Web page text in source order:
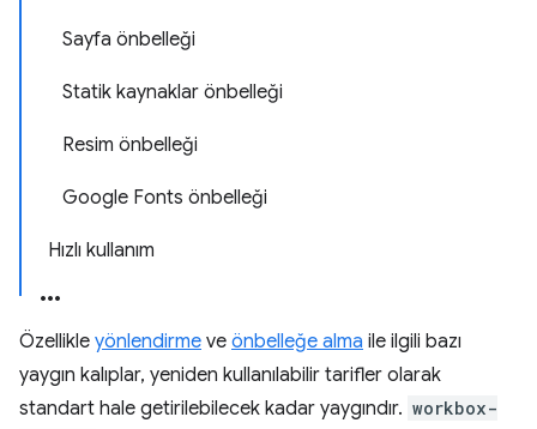
Sayfa önbelleği
Statik kaynaklar önbelleği
Resim önbelleği
Google Fonts önbelleği
Hızlı kullanım
Özellikle yönlendirme ve önbelleğe alma ile ilgili bazı
yaygın kalıplar, yeniden kullanılabilir tarifler olarak
standart hale getirilebilecek kadar yaygındır. workbox-